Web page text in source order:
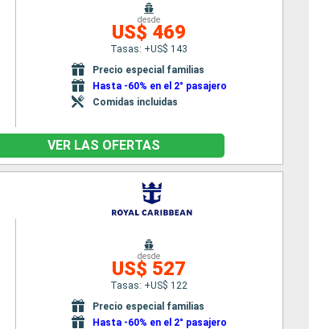
desde
US$ 469
Tasas: +US$ 143
Precio especial familias
Hasta -60% en el 2° pasajero
Comidas incluidas
VER LAS OFERTAS
desde
US$ 527
Tasas: +US$ 122
Precio especial familias
Hasta -60% en el 2° pasajero